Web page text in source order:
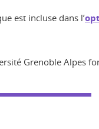
est incluse dans l’
Grenoble Alpes